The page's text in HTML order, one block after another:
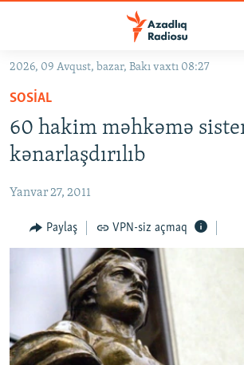
Əsas
qayıt
Əsas
naviqasiyaya
qayıt
GÜNDƏM
#İZAHLA
KORRUPSIOMETR
FƏRQƏ BAX
QANUNI DOĞRU
ARAŞDIRMA
MULTIMEDIA
FOTOQALEREYA
RADIO ARXIV
OXU ZALI
HAQQIMIZDA
2026, 09 Avqust, bazar, Bakı vaxtı 08:27
SOSIAL
60 hakim məhkəmə
kənarlaşdırılıb
Yanvar 27, 2011
Paylaş VPN-siz açmaq